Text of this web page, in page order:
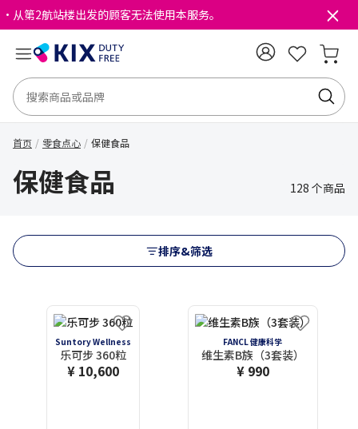
・从第2航站楼出发的顾客无法使用本服务。
首页 零食点心 保健食品
保健食品 128 个商品
排序&筛选
Suntory Wellness
乐可步 360粒
¥ 10,600
FANCL 健康科学
维生素B族（3套装）
¥ 990